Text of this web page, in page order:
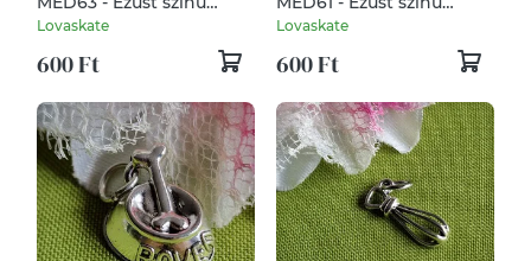
kutyabarát medál
Lovaskate
600 Ft
kutyabarát medál
Lovaskate
600 Ft